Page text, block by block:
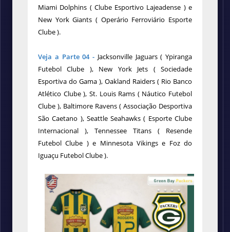
Miami Dolphins ( Clube Esportivo Lajeadense ) e
New York Giants ( Operário Ferroviário Esporte
Clube ).
Veja a Parte 04 - Jacksonville Jaguars ( Ypiranga
Futebol Clube ), New York Jets ( Sociedade
Esportiva do Gama ), Oakland Raiders ( Rio Banco
Atlético Clube ), St. Louis Rams ( Náutico Futebol
Clube ), Baltimore Ravens ( Associação Desportiva
São Caetano ), Seattle Seahawks ( Esporte Clube
Internacional ), Tennessee Titans ( Resende
Futebol Clube ) e Minnesota Vikings e Foz do
Iguaçu Futebol Clube ).